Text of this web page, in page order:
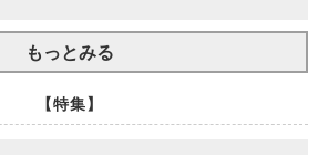
もっとみる
【特集】